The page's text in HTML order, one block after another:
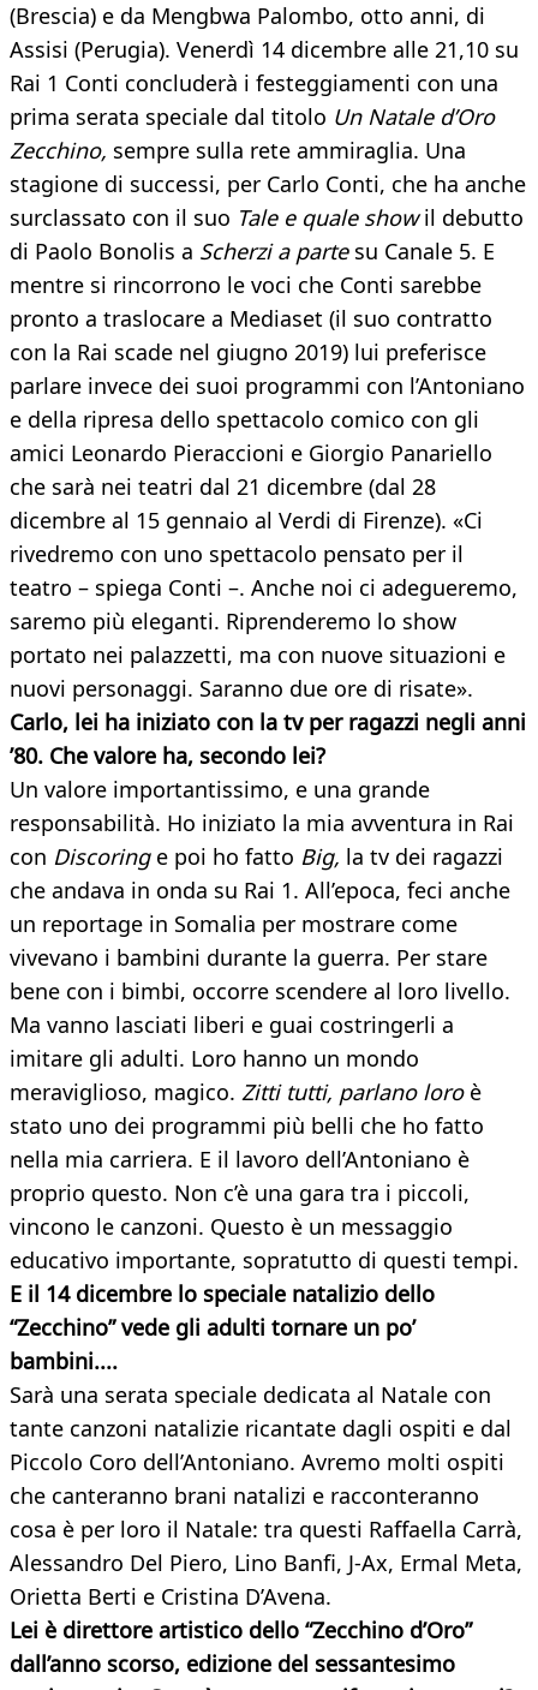
(Brescia) e da Mengbwa Palombo, otto anni, di
Assisi (Perugia). Venerdì 14 dicembre alle 21,10 su
Rai 1 Conti concluderà i festeggiamenti con una
prima serata speciale dal titolo Un Natale d’Oro
Zecchino, sempre sulla rete ammiraglia. Una
stagione di successi, per Carlo Conti, che ha anche
surclassato con il suo Tale e quale showil debutto
di Paolo Bonolis a Scherzi a partesu Canale 5. E
mentre si rincorrono le voci che Conti sarebbe
pronto a traslocare a Mediaset (il suo contratto
con la Rai scade nel giugno 2019) lui preferisce
parlare invece dei suoi programmi con l’Antoniano
e della ripresa dello spettacolo comico con gli
amici Leonardo Pieraccioni e Giorgio Panariello
che sarà nei teatri dal 21 dicembre (dal 28
dicembre al 15 gennaio al Verdi di Firenze). «Ci
rivedremo con uno spettacolo pensato per il
teatro – spiega Conti –. Anche noi ci adegueremo,
saremo più eleganti. Riprenderemo lo show
portato nei palazzetti, ma con nuove situazioni e
nuovi personaggi. Saranno due ore di risate».
Carlo, lei ha iniziato con la tv per ragazzi negli anni
’80. Che valore ha, secondo lei?
Un valore importantissimo, e una grande
responsabilità. Ho iniziato la mia avventura in Rai
con Discoringe poi ho fatto Big, la tv dei ragazzi
che andava in onda su Rai 1. All’epoca, feci anche
un reportage in Somalia per mostrare come
vivevano i bambini durante la guerra. Per stare
bene con i bimbi, occorre scendere al loro livello.
Ma vanno lasciati liberi e guai costringerli a
imitare gli adulti. Loro hanno un mondo
meraviglioso, magico. Zitti tutti, parlano loroè
stato uno dei programmi più belli che ho fatto
nella mia carriera. E il lavoro dell’Antoniano è
proprio questo. Non c’è una gara tra i piccoli,
vincono le canzoni. Questo è un messaggio
educativo importante, sopratutto di questi tempi.
E il 14 dicembre lo speciale natalizio dello
“Zecchino” vede gli adulti tornare un po’
bambini....
Sarà una serata speciale dedicata al Natale con
tante canzoni natalizie ricantate dagli ospiti e dal
Piccolo Coro dell’Antoniano. Avremo molti ospiti
che canteranno brani natalizi e racconteranno
cosa è per loro il Natale: tra questi Raffaella Carrà,
Alessandro Del Piero, Lino Banfi, J-Ax, Ermal Meta,
Orietta Berti e Cristina D’Avena.
Lei è direttore artistico dello “Zecchino d’Oro”
dall’anno scorso, edizione del sessantesimo